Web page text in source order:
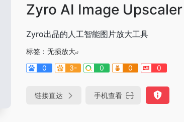
Zyro AI Image Upscaler
Zyro出品的人工智能图片放大工具
标签： 无损放大
0
3- 0 0 0
链接直达 手机查看